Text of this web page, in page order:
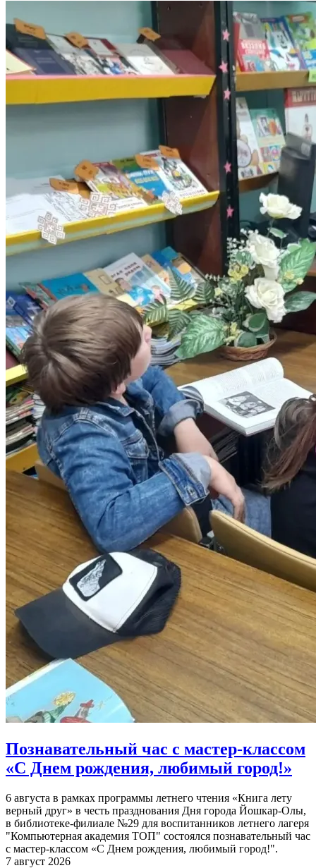
Познавательный час с мастер-классом
«С Днем рождения, любимый город!»
6 августа в рамках программы летнего чтения «Книга лету
верный друг» в честь празднования Дня города Йошкар-Олы,
в библиотеке-филиале №29 для воспитанников летнего лагеря
"Компьютерная академия ТОП" состоялся познавательный час
с мастер-классом «С Днем рождения, любимый город!".
7 август 2026